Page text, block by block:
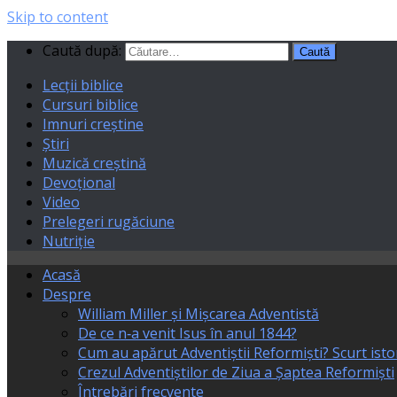
Skip to content
Caută după:
Lecții biblice
Cursuri biblice
Imnuri creștine
Știri
Muzică creștină
Devoțional
Video
Prelegeri rugăciune
Nutriție
Acasă
Despre
William Miller și Mișcarea Adventistă
De ce n‑a venit Isus în anul 1844?
Cum au apărut Adventiștii Reformiști? Scurt
Crezul Adventiștilor de Ziua a Șaptea Reformiști
Întrebări frecvente